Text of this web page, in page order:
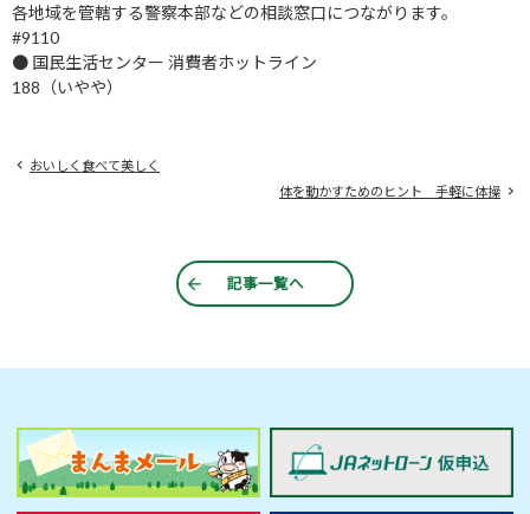
各地域を管轄する警察本部などの相談窓口につながります。
#9110
● 国民生活センター 消費者ホットライン
188（いやや）
おいしく食べて美しく
体を動かすためのヒント 手軽に体操
記事一覧へ